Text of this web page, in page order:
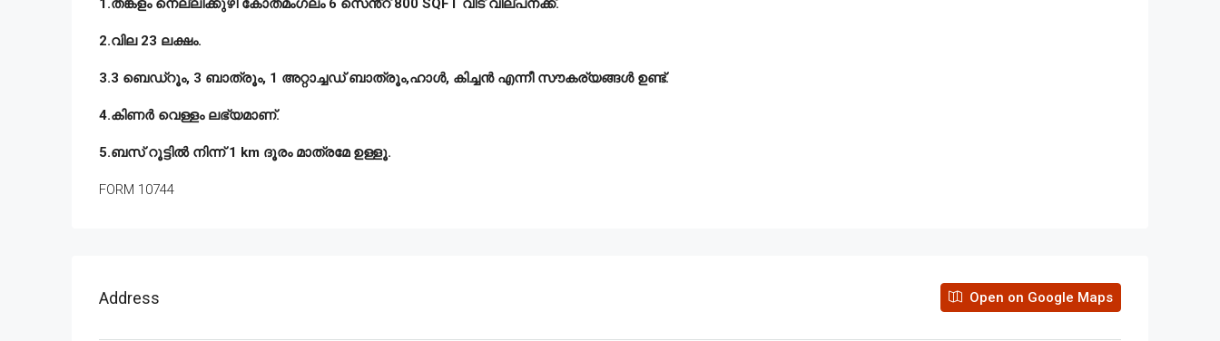
1.തങ്കളം നെല്ലിക്കുഴി കോതമംഗലം 6 സെൻ്റ് 800 SQFT വീട് വില്പനക്ക്.
2.വില 23 ലക്ഷം.
3.3 ബെഡ്‌റൂം, 3 ബാത്രൂം, 1 അറ്റാച്ചഡ് ബാത്രൂം,ഹാൾ, കിച്ചൻ എന്നീ സൗകര്യങ്ങൾ ഉണ്ട്.
4.കിണർ വെള്ളം ലഭ്യമാണ്.
5.ബസ് റൂട്ടിൽ നിന്ന് 1 km ദൂരം മാത്രമേ ഉള്ളൂ.
FORM 10744
Address Open on Google Maps